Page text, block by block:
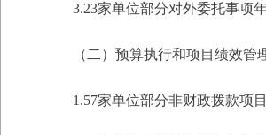
3.23家单位部分对外委托事项
（二）预算执行和项目绩效管
1.57家单位部分非财政拨款项